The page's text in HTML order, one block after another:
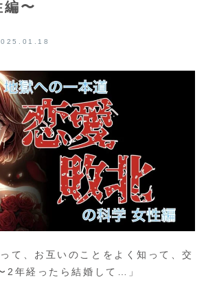
〜
て、お互いのことをよく知って、交
2年経ったら結婚して…」